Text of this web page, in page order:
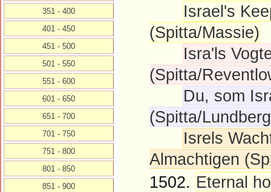
Israel's
(Spitta/Massie)
Isra'ls
(Spitta/
Du, som
(Spitta/
Isrels
Almachtigen
1502. Eternal
351 - 400
401 - 450
451 - 500
501 - 550
551 - 600
601 - 650
651 - 700
701 - 750
751 - 800
801 - 850
851 - 900